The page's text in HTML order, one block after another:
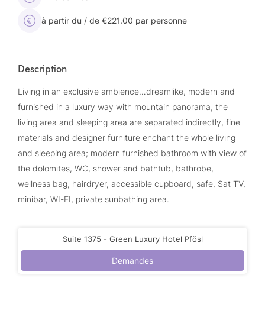
à partir du / de €221.00 par personne
Description
Living in an exclusive ambience…dreamlike, modern and
furnished in a luxury way with mountain panorama, the
living area and sleeping area are separated indirectly, fine
materials and designer furniture enchant the whole living
and sleeping area; modern furnished bathroom with view of
the dolomites, WC, shower and bathtub, bathrobe,
wellness bag, hairdryer, accessible cupboard, safe, Sat TV,
minibar, WI-FI, private sunbathing area.
Suite 1375 - Green Luxury Hotel Pfösl
Demandes